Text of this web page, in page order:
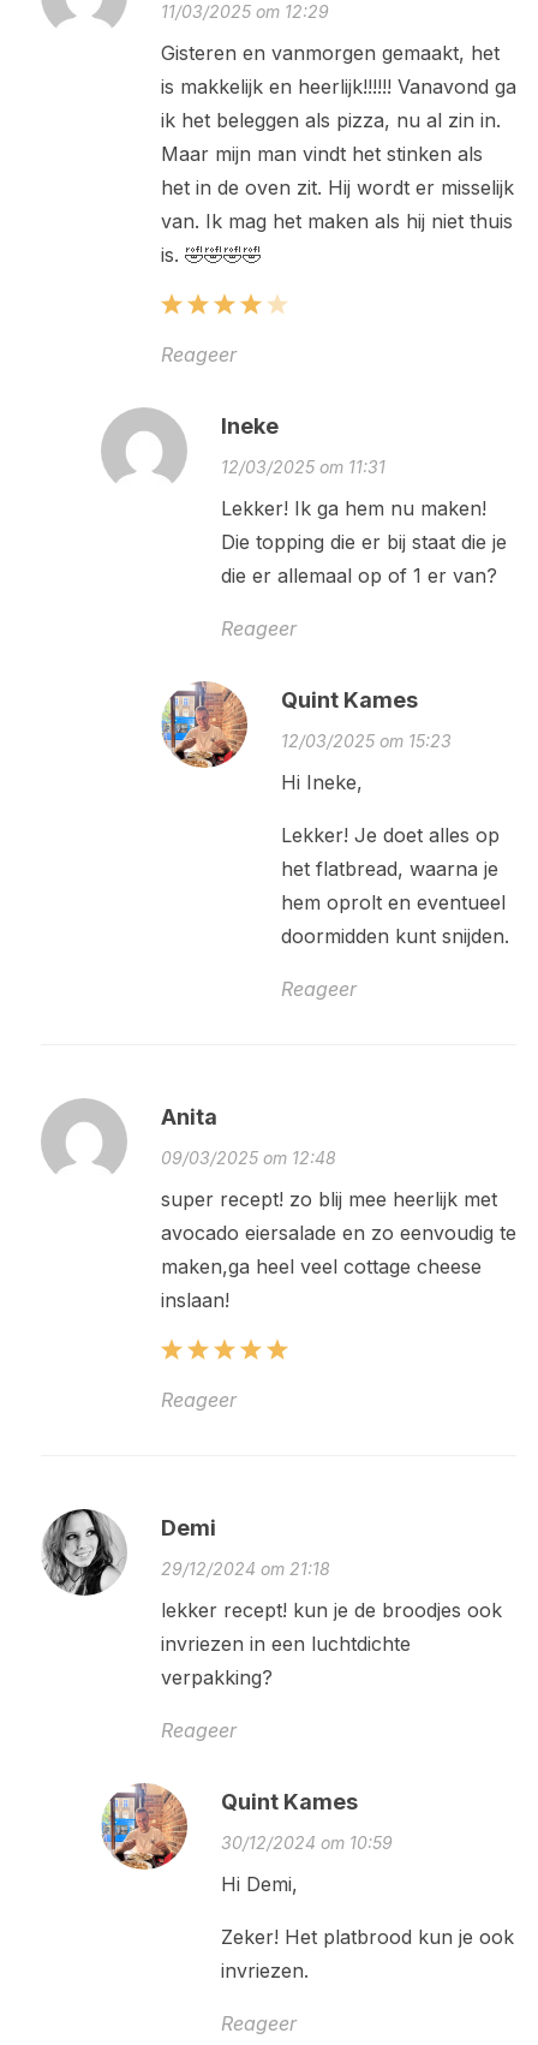
11/03/2025 om 12:29
Gisteren en vanmorgen gemaakt, het
is makkelijk en heerlijk!!!!!! Vanavond ga
ik het beleggen als pizza, nu al zin in.
Maar mijn man vindt het stinken als
het in de oven zit. Hij wordt er misselijk
van. Ik mag het maken als hij niet thuis
is. 🤣🤣🤣🤣
Reageer
Ineke
12/03/2025 om 11:31
Lekker! Ik ga hem nu maken!
Die topping die er bij staat die je
die er allemaal op of 1 er van?
Reageer
Quint Kames
12/03/2025 om 15:23
Hi Ineke,
Lekker! Je doet alles op
het flatbread, waarna je
hem oprolt en eventueel
doormidden kunt snijden.
Reageer
Anita
09/03/2025 om 12:48
super recept! zo blij mee heerlijk met
avocado eiersalade en zo eenvoudig te
maken,ga heel veel cottage cheese
inslaan!
Reageer
Demi
29/12/2024 om 21:18
lekker recept! kun je de broodjes ook
invriezen in een luchtdichte
verpakking?
Reageer
Quint Kames
30/12/2024 om 10:59
Hi Demi,
Zeker! Het platbrood kun je ook
invriezen.
Reageer